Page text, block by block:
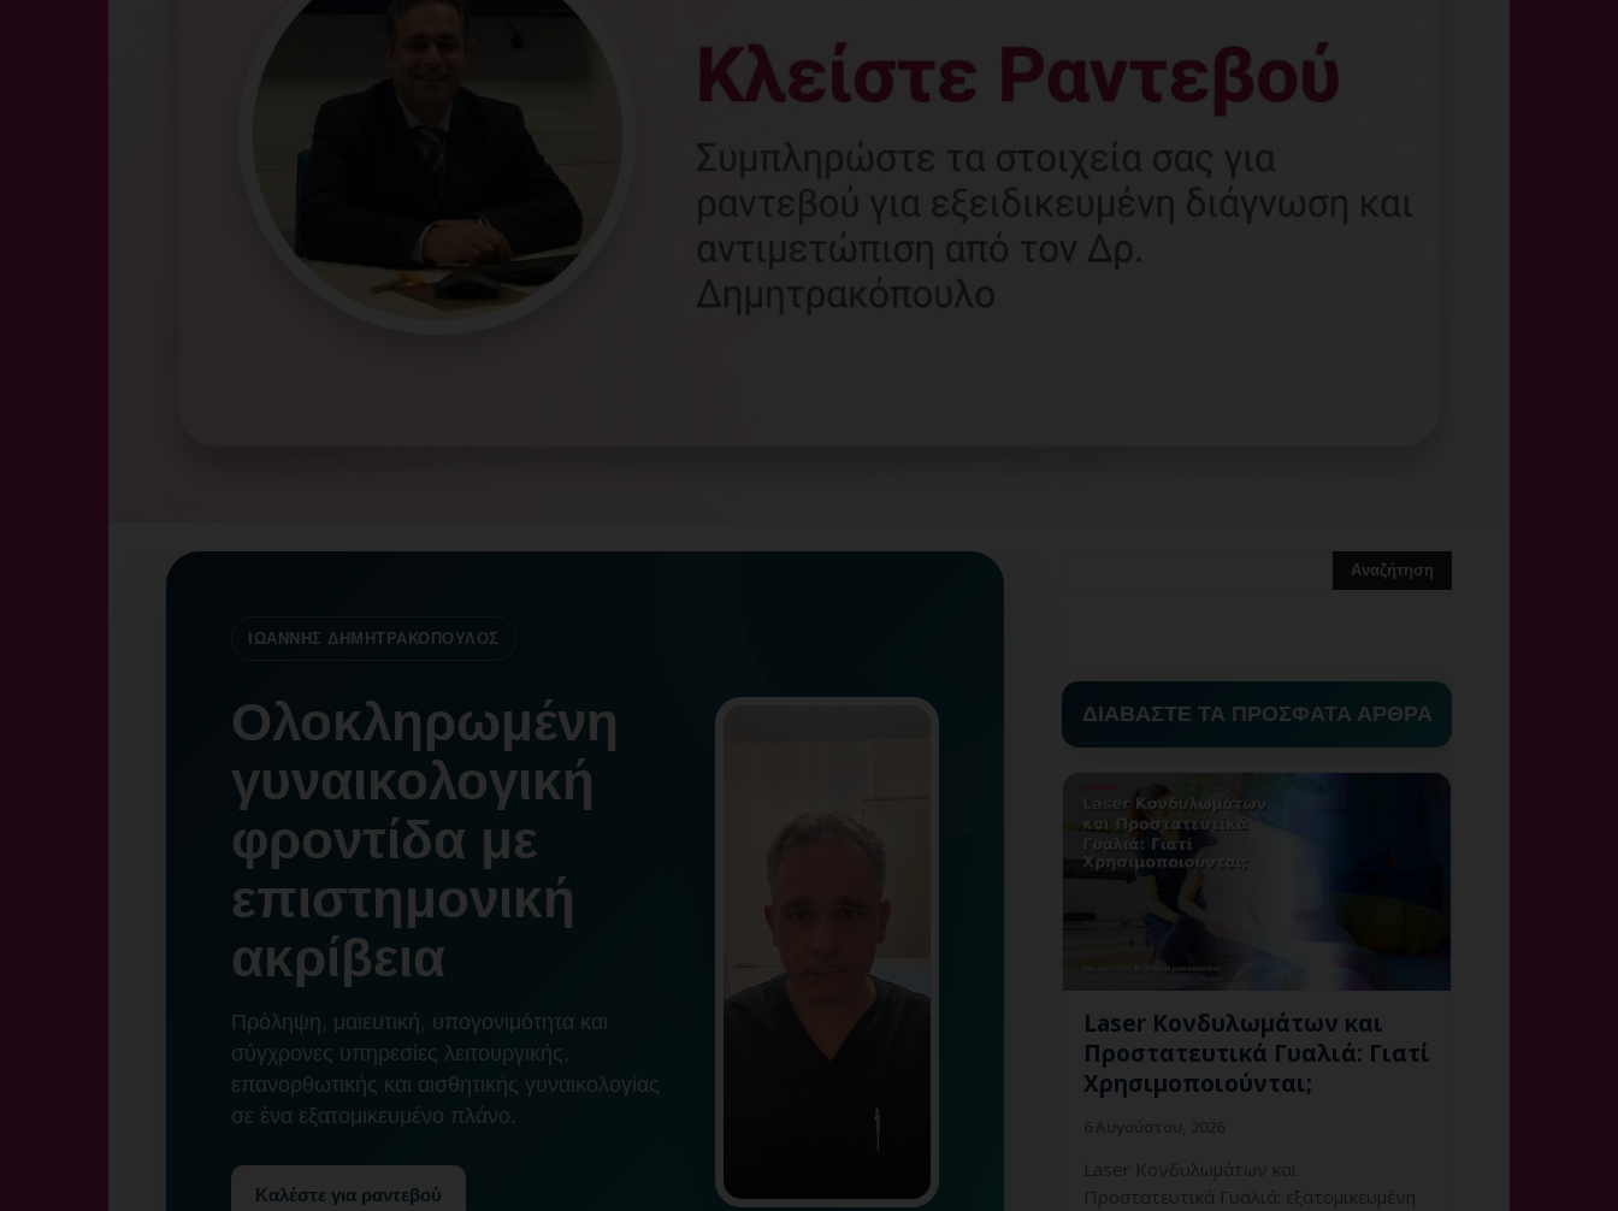
Γυναικολόγος
Γλυφάδα
ΙΩΑΝΝΗΣ ΔΗΜΗΤΡΑΚΟΠΟΥΛΟΣ
Ολοκληρωμένη
γυναικολογική
φροντίδα με
επιστημονική
ακρίβεια
Πρόληψη, μαιευτική, υπογονιμότητα και
σύγχρονες υπηρεσίες λειτουργικής,
επανορθωτικής και αισθητικής γυναικολογίας
σε ένα εξατομικευμένο πλάνο.
Καλέστε για ραντεβού
ΔΙΑΒΑΣΤΕ ΤΑ ΠΡΟΣΦΑΤΑ ΑΡΘΡΑ
Laser Κονδυλωμάτων και
Προστατευτικά Γυαλιά: Γιατί
Χρησιμοποιούνται;
Laser Κονδυλωμάτων και
Προστατευτικά Γυαλιά: εξατομικευμένη